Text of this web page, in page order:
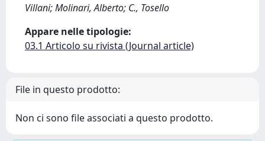
Villani; Molinari, Alberto; C., Tosello
Appare nelle tipologie:
03.1 Articolo su rivista (Journal article)
File in questo prodotto:
Non ci sono file associati a questo prodotto.